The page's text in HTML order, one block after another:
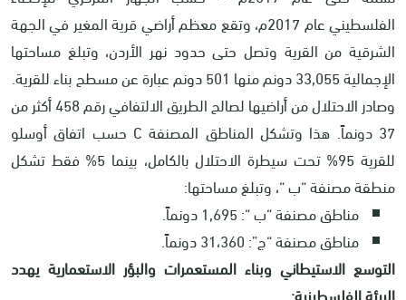
الفلسطيني عام 2017م، وتقع معظم أراضي قرية المغير في الجهة
الشرقية من القرية وتصل حتى حدود نهر الأردن، وتبلغ مساحتها
الإجمالية 33,055 دونم منها 501 دونم عبارة عن مسطح بناء للقرية.
وصادر الاحتلال من أراضيها لصالح الطريق الالتفافي رقم 458 أكثر من
37 دونماً. هذا وتشكل المناطق المصنفة C حسب اتفاق أوسلو
للقرية 95% تحت سيطرة الاحتلال بالكامل، بينما 5% فقط تشكل
منطقة مصنفة “ب “، وتبلغ مساحتها:
مناطق مصنفة “ب “: 1,695 دونماً.
مناطق مصنفة “ج”: 31،360 دونماً.
التوسع الاستيطاني وبناء المستعمرات والبؤر الاستعمارية يهدد
البيئة الفلسطينية: